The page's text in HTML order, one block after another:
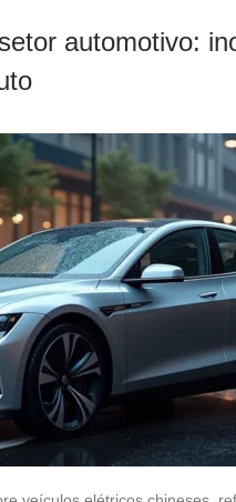
automotivo: